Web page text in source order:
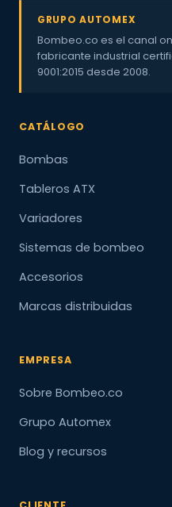
GRUPO AUTOMEX
Bombeo.co es el canal
fabricante industrial
9001:2015 desde 2008.
CATÁLOGO
Bombas
Tableros ATX
Variadores
Sistemas de bombeo
Accesorios
Marcas distribuidas
EMPRESA
Sobre Bombeo.co
Grupo Automex
Blog y recursos